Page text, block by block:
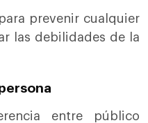
prevenir cualquier
las debilidades de la
entre público